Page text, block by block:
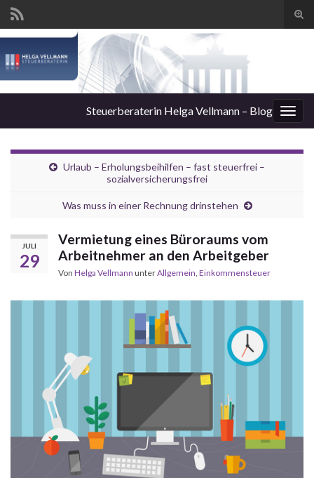
Steuerberaterin Helga Vellmann – Blog
Urlaub – Erholungsbeihilfen – fast steuerfrei –
sozialversicherungsfrei
Was muss in einer Rechnung drinstehen
JULI
29
Vermietung eines Büroraums vom
Arbeitnehmer an den Arbeitgeber
Von Helga Vellmann unterAllgemein, Einkommensteuer